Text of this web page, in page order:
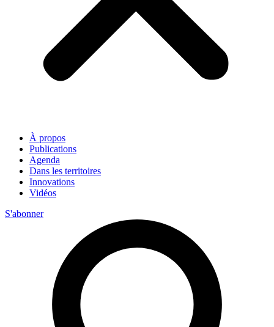
À propos
Publications
Agenda
Dans les territoires
Innovations
Vidéos
S'abonner